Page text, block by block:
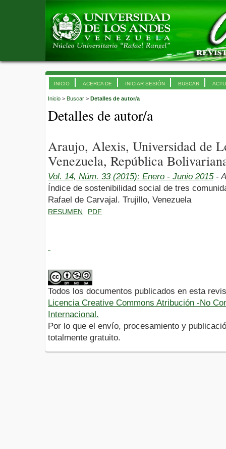
INICIO ACERCA DE INICIAR SESIÓN BUSCAR
Inicio > Buscar > Detalles de autor/a
Detalles de autor/a
Araujo, Alexis, Universidad de
Venezuela, República
Vol. 14, Núm. 33 (2015): Enero - Junio 2015-
Índice de sostenibilidad social de tres
Rafael de Carvajal. Trujillo, Venezuela
RESUMEN PDF
Todos los documentos publicados en esta
Licencia Creative Commons Atribución -No
Internacional.
Por lo que el envío, procesamiento y
totalmente gratuito.